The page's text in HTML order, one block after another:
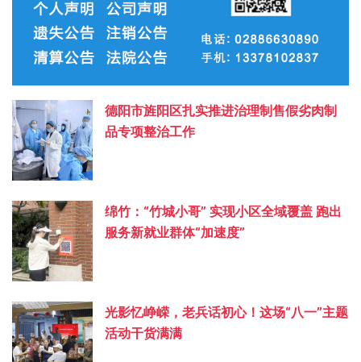
德阳市旌阳区扎实推进治理制售假劣肉制
品专项整治工作
绵竹：“竹城小哥” 实现小区全域覆盖 跑出
服务新就业群体“加速度”
光影忆峥嵘，老兵话初心！这场“八一”主题
活动干货满满